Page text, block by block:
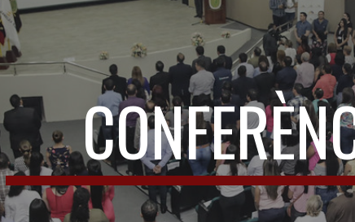
content Skip to navigation